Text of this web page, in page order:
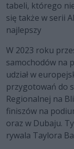
tabeli, którego
się także w serii
najlepszy
W 2023 roku
samochodów na
udział w
przygotowań do
Regionalnej na
finiszów na
oraz w Dubaju.
rywala Taylora